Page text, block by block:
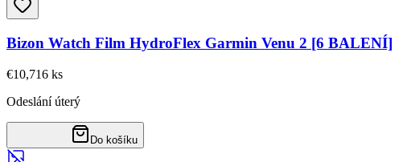
Bizon Watch Film HydroFlex Garmin Venu 2 [6 BALENÍ]
€10,716 ks
Odeslání úterý
Do košíku